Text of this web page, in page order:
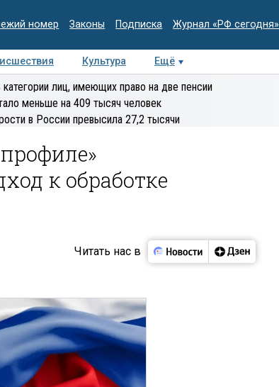
номер Законы Подписка Журнал «РФ сегодня»
Культура Ещё
Интервью Колумнисты
Деловая
лиц, имеющих право на две пенсии
меньше на 409 тысяч человек
в России превысила 27,2 тысячи
к обработке
Читать нас в